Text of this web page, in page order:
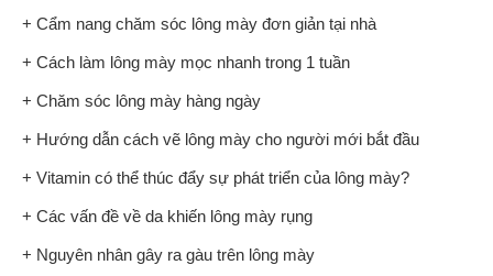
+ Cẩm nang chăm sóc lông mày đơn giản tại nhà
+ Cách làm lông mày mọc nhanh trong 1 tuần
+ Chăm sóc lông mày hàng ngày
+ Hướng dẫn cách vẽ lông mày cho người mới bắt đầu
+ Vitamin có thể thúc đẩy sự phát triển của lông mày?
+ Các vấn đề về da khiến lông mày rụng
+ Nguyên nhân gây ra gàu trên lông mày